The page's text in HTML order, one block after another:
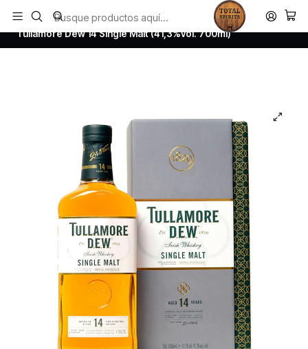
Todos los productos estan en stock. Despachamos a todo Chile.
Inicio Whisky
Irish Whiskey
Tullamore Dew 14 Single Malt (41,3%vol. 700ml)